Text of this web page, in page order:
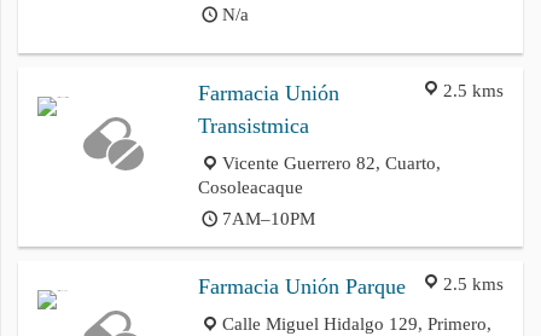
N/a
2.5 kms
Farmacia Unión
Transistmica
Vicente Guerrero 82, Cuarto,
Cosoleacaque
7AM–10PM
2.5 kms
Farmacia Unión Parque
Calle Miguel Hidalgo 129, Primero,